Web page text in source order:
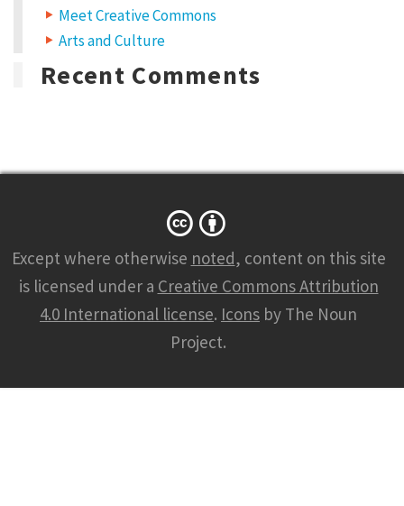
Meet Creative Commons
Arts and Culture
Recent Comments
Except where otherwise noted, content on this site
is licensed under a Creative Commons Attribution
4.0 International license. Icons by The Noun
Project.